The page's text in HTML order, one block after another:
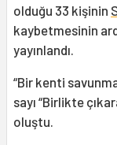
olduğu 33 kişinin
kaybetmesinin
yayınlandı.
“Bir kenti
sayı “Birlikte
oluştu.